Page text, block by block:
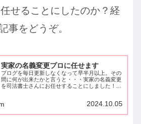
せることにしたのか？ 経
事をどうぞ。
実家の名義変更プロに任せます
ブログを毎日更新しなくなって早半月以上。その
間に何が出来たかと言うと・・・実家の名義変更
を司法書士さんにお任せすることにしました！！
なんとも悔しいんだけ...
2024.10.05